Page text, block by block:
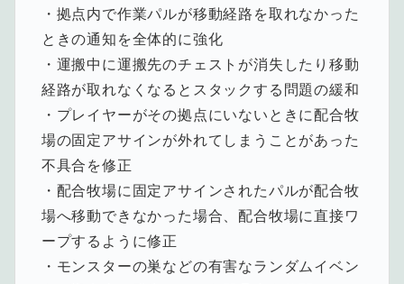
・拠点内で作業パルが移動経路を取れなかった
ときの通知を全体的に強化
・運搬中に運搬先のチェストが消失したり移動
経路が取れなくなるとスタックする問題の緩和
・プレイヤーがその拠点にいないときに配合牧
場の固定アサインが外れてしまうことがあった
不具合を修正
・配合牧場に固定アサインされたパルが配合牧
場へ移動できなかった場合、配合牧場に直接ワ
ープするように修正
・モンスターの巣などの有害なランダムイベン